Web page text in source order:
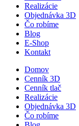
Realizácie
Objednávka 3D
Čo robíme
Blog
E-Shop
Kontakt
Domov
Cenník 3D
Cenník tlač
Realizácie
Objednávka 3D
Čo robíme